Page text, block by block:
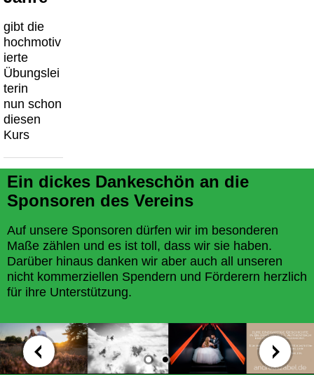
gibt die
hochmotiv
ierte
Übungslei
terin
nun schon
diesen
Kurs
Ein dickes Dankeschön an die
Sponsoren des Vereins
Auf unsere Sponsoren dürfen wir im besonderen
Maße zählen und es ist toll, dass wir sie haben.
Darüber hinaus danken wir aber auch all unseren
nicht kommerziellen Spendern und Förderern herzlich
für ihre Unterstützung.